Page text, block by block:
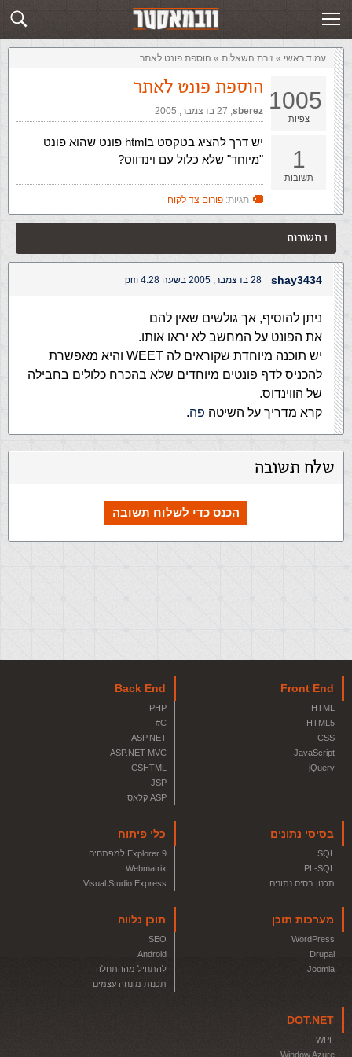
שלח תשובה זירת השאלות
עמוד ראשי » ‏זירת השאלות‏ » הוספת פונט לאתר
1005
צפיות
1
תשובות
הוספת פונט לאתר
sberez
,‏ 27 בדצמבר, 2005
יש דרך להציג בטקסט בhtml פונט שהוא פונט
"מיוחד" שלא כלול עם וינדווס?
תגיות: פורום צד לקוח
1 תשובות
shay3434 28 בדצמבר, 2005 בשעה 4:28 pm
ניתן להוסיף, אך גולשים שאין להם
את הפונט על המחשב לא יראו אותו.
יש תוכנה מיוחדת שקוראים לה WEET והיא מאפשרת
להכניס לדף פונטים מיוחדים שלא בהכרח כלולים בחבילה
של הווינדוס.
קרא מדריך על השיטה פה.
שלח תשובה
הכנס כדי לשלוח תשובה
Front End
HTML
HTML5
CSS
JavaScript
jQuery
Back End
PHP
C#
ASP.NET
ASP.NET MVC
CSHTML
JSP
ASP קלאסי
בסיסי נתונים
SQL
PL-SQL
תכנון בסיס נתונים
כלי פיתוח
Explorer 9 למפתחים
Webmatrix
Visual Studio Express
מערכות תוכן
WordPress
Drupal
Joomla
תוכן נלווה
SEO
Android
להתחיל מההתחלה
תכנות מונחה עצמים
DOT.NET
WPF
Window Azure